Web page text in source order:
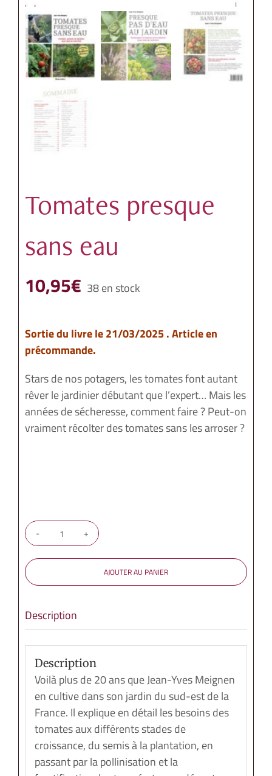
Tomates presque
sans eau
10,95€ 38 en stock
Sortie du livre le 21/03/2025 . Article en
précommande.
Stars de nos potagers, les tomates font autant
rêver le jardinier débutant que l’expert… Mais les
années de sécheresse, comment faire ? Peut-on
vraiment récolter des tomates sans les arroser ?
quantité
de
presque
eau
AJOUTER AU PANIER
Description
Description
Voilà plus de 20 ans que Jean-Yves Meignen
en cultive dans son jardin du sud-est de la
France. Il explique en détail les besoins des
tomates aux différents stades de
croissance, du semis à la plantation, en
passant par la pollinisation et la